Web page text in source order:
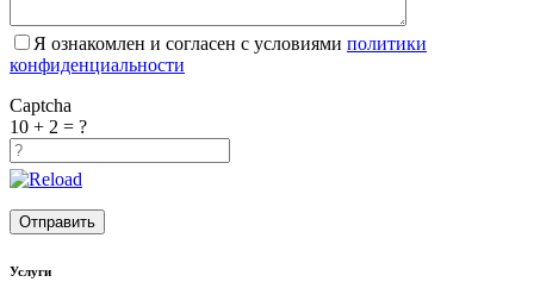
Я ознакомлен и согласен с условиями политики
конфиденциальности
Captcha
10 + 2 = ?
Услуги